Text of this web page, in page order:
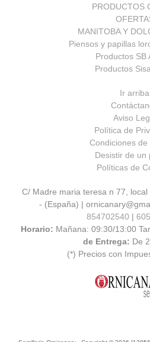
PRODUCTOS
MANITOBA Y
Piensos y papillas
Productos SB
Productos
Ir arriba
Aviso
Política de
Condiciones de
Desistir de un
Políticas de
C/ Madre maria teresa n 77,
- (España) |
854702540 |
Horario: Mañana: 09:30/13:00
de Entrega: De
(*) Precios con